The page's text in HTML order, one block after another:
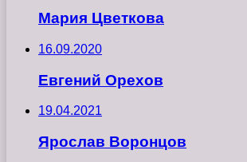
Мария Цветкова
16.09.2020
Евгений Орехов
19.04.2021
Ярослав Воронцов